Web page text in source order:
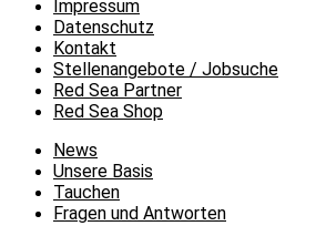
Impressum
Datenschutz
Kontakt
Stellenangebote / Jobsuche
Red Sea Partner
Red Sea Shop
News
Unsere Basis
Tauchen
Fragen und Antworten